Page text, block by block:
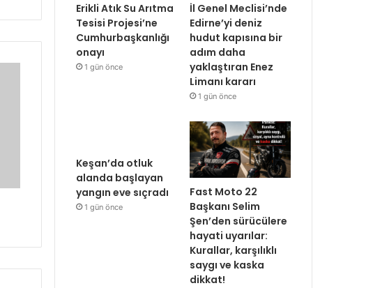
Erikli Atık Su Arıtma
Tesisi Projesi’ne
Cumhurbaşkanlığı
onayı
1 gün önce
İl Genel Meclisi’nde
Edirne’yi deniz
hudut kapısına bir
adım daha
yaklaştıran Enez
Limanı kararı
1 gün önce
Keşan’da otluk
alanda başlayan
yangın eve sıçradı
1 gün önce
Fast Moto 22
Başkanı Selim
Şen’den sürücülere
hayati uyarılar:
Kurallar, karşılıklı
saygı ve kaska
dikkat!